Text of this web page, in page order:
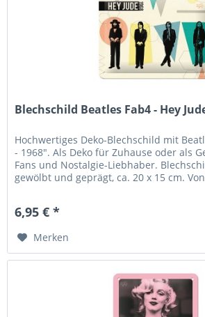
Blechschild Beatles Fab4 - Hey
Hochwertiges Deko-Blechschild mit
- 1968". Als Deko für Zuhause oder als
Fans und Nostalgie-Liebhaber.
gewölbt und geprägt, ca. 20 x 15 cm.
6,95 € *
Merken